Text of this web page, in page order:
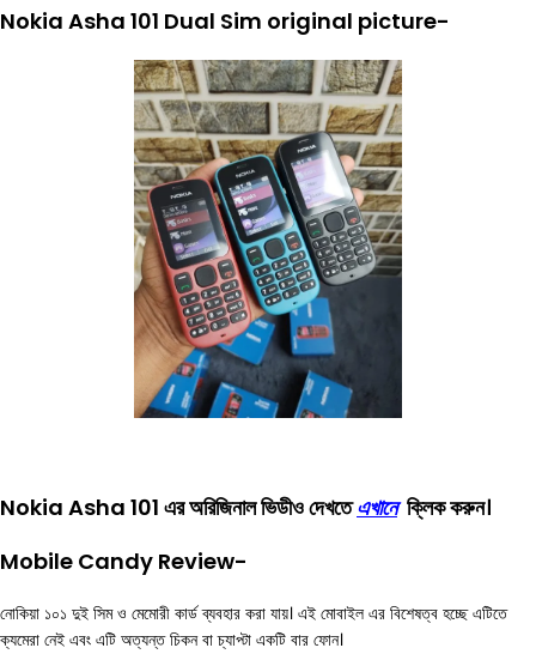
Nokia Asha 101 Dual Sim original picture-
Nokia Asha 101 এর অরিজিনাল ভিডীও দেখতেএখানেক্লিক করুন।
Mobile Candy Review-
নোকিয়া ১০১ দুই সিম ও মেমোরী কার্ড ব্যবহার করা যায়। এই মোবাইল এর বিশেষত্ব হচ্ছে এটিতে
ক্যমেরা নেই এবং এটি অত্যন্ত চিকন বা চ্যাপ্টা একটি বার ফোন।